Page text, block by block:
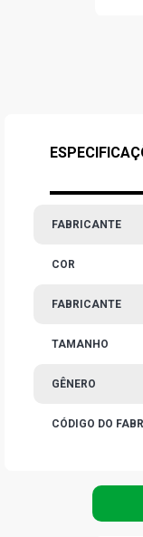
FABRICANTE
COR
FABRICANTE
TAMANHO
GÊNERO
CÓDIGO DO